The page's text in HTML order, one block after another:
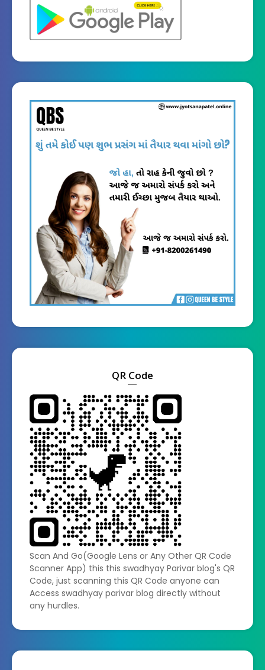
QR Code
Scan And Go(Google Lens or Any Other QR Code
Scanner App) this this swadhyay Parivar blog's QR
Code, just scanning this QR Code anyone can
Access swadhyay parivar blog directly without
any hurdles.